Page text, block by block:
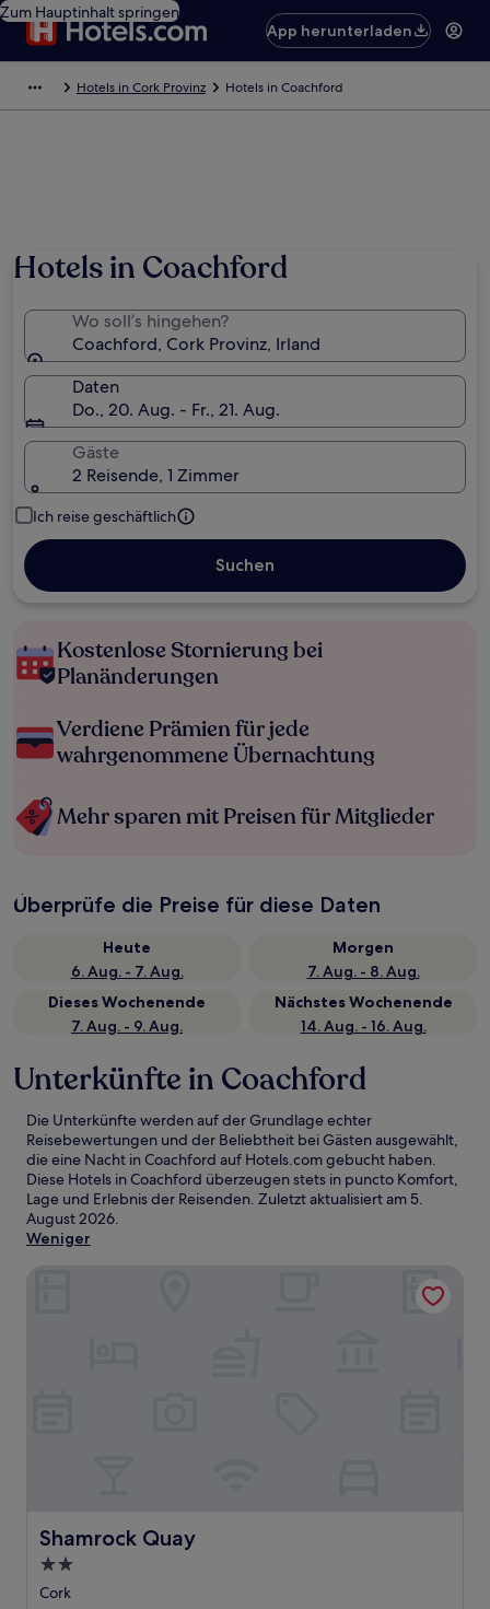
Zum Hauptinhalt springen
App herunterladen
Hotels in Cork Provinz Hotels in Coachford
Hotels in Coachford
Wo soll’s hingehen?
Coachford, Cork Provinz, Irland
Daten
Do., 20. Aug. - Fr., 21. Aug.
Gäste
2 Reisende, 1 Zimmer
Ich reise geschäftlich
Suchen
Kostenlose Stornierung bei
Planänderungen
Verdiene Prämien für jede
wahrgenommene Übernachtung
Mehr sparen mit Preisen für Mitglieder
Überprüfe die Preise für diese Daten
Heute
6. Aug. - 7. Aug.
Morgen
7. Aug. - 8. Aug.
Dieses Wochenende
7. Aug. - 9. Aug.
Nächstes Wochenende
14. Aug. - 16. Aug.
Unterkünfte in Coachford
Die Unterkünfte werden auf der Grundlage echter
Reisebewertungen und der Beliebtheit bei Gästen ausgewählt,
die eine Nacht in Coachford auf Hotels.com gebucht haben.
Diese Hotels in Coachford überzeugen stets in puncto Komfort,
Lage und Erlebnis der Reisenden. Zuletzt aktualisiert am5.
August 2026.
Weniger
Shamrock Quay
Shamrock Quay
2.0-
Sterne-
Cork